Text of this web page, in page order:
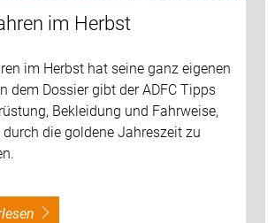
im Herbst
im Herbst hat seine ganz eigenen
dem Dossier gibt der ADFC Tipps
Bekleidung und Fahrweise,
die goldene Jahreszeit zu